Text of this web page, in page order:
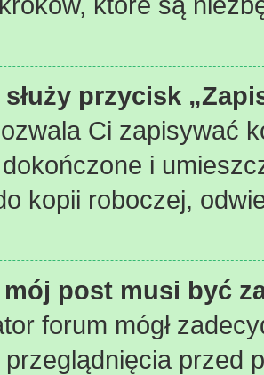
służy przycisk
Ci zapisywać
i
kopii roboczej,
mój post musi być
forum mógł
przed